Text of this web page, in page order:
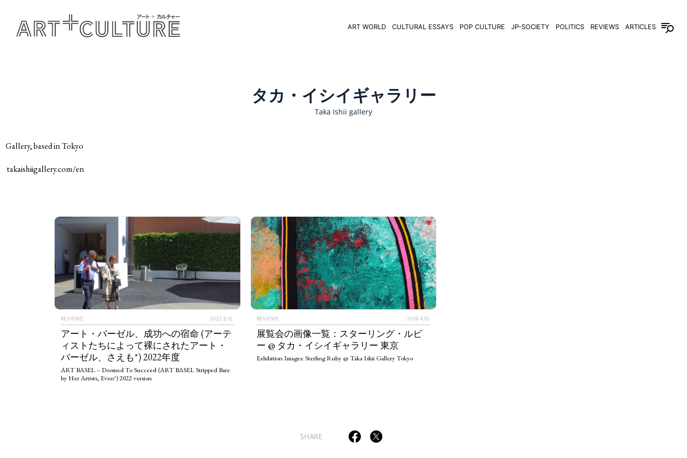
ART WORLD CULTURAL ESSAYS POP CULTURE JP-SOCIETY POLITICS REVIEWS ARTICLES
TAGS PEOPLE RANKING
タカ・イシイギャラリー
Taka Ishii gallery
Gallery, based in Tokyo
takaishiigallery.com/en
REVIEWS 2022.6.15
アート・バーゼル、成功への宿命 (アーテ
ィストたちによって裸にされたアート・
バーゼル、さえも*) 2022年度
ART BASEL – Doomed To Succeed (ART BASEL Stripped Bare
by Her Artists, Even*) 2022 version
REVIEWS 2018.4.10
展覧会の画像一覧：スターリング・ルビ
ー @ タカ・イシイギャラリー 東京
Exhibition Images: Sterling Ruby @ Taka Ishii Gallery Tokyo
SHARE